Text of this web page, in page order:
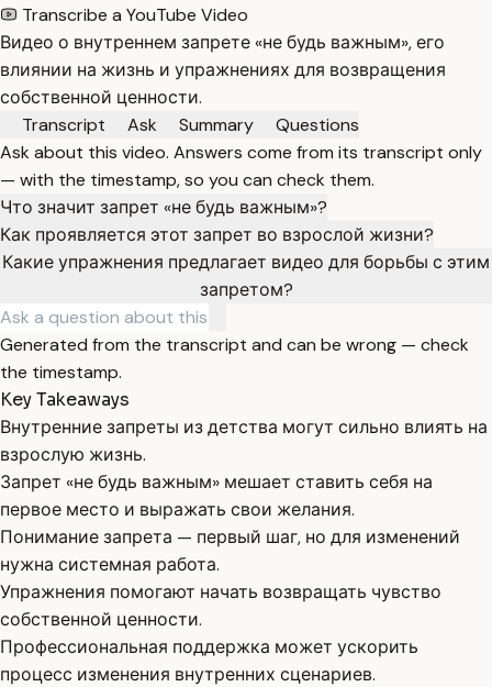
Transcribe a YouTube Video
Видео о внутреннем запрете «не будь важным», его
влиянии на жизнь и упражнениях для возвращения
собственной ценности.
Transcript
Ask Summary
Questions
Ask about this video. Answers come from its transcript only
— with the timestamp, so you can check them.
Что значит запрет «не будь важным»?
Как проявляется этот запрет во взрослой жизни?
Какие упражнения предлагает видео для борьбы с этим
запретом?
Generated from the transcript and can be wrong — check
the timestamp.
Key Takeaways
Внутренние запреты из детства могут сильно влиять на
взрослую жизнь.
Запрет «не будь важным» мешает ставить себя на
первое место и выражать свои желания.
Понимание запрета — первый шаг, но для изменений
нужна системная работа.
Упражнения помогают начать возвращать чувство
собственной ценности.
Профессиональная поддержка может ускорить
процесс изменения внутренних сценариев.